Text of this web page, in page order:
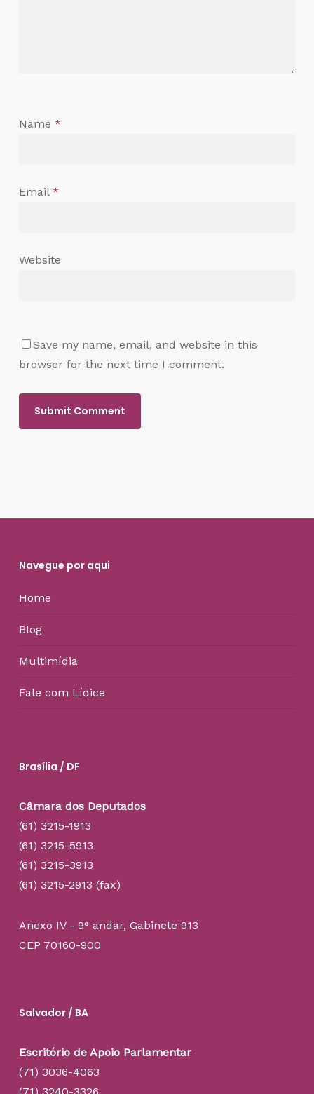
Name *
Email *
Website
Save my name, email, and website in this
browser for the next time I comment.
Navegue por aqui
Home
Blog
Multimídia
Fale com Lídice
Brasília / DF
Câmara dos Deputados
(61) 3215-1913
(61) 3215-5913
(61) 3215-3913
(61) 3215-2913 (fax)
Anexo IV - 9° andar, Gabinete 913
CEP 70160-900
Salvador / BA
Escritório de Apoio Parlamentar
(71) 3036-4063